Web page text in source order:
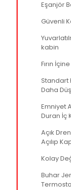
Eşanjör
Güvenli
kabin
Fırın
Standart
Daha
Emniyet
Duran İç
Açık
Açılıp
Kolay
Buhar